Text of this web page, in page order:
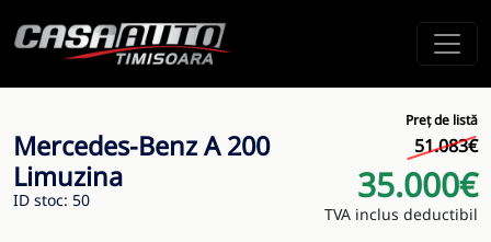
Mercedes-Benz A 200
Limuzina
ID stoc: 50
Preț de listă
51.083€
35.000€
TVA inclus deductibil